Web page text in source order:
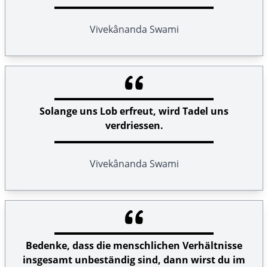
Vivekânanda Swami
Solange uns Lob erfreut, wird Tadel uns
verdriessen.
Vivekânanda Swami
Bedenke, dass die menschlichen Verhältnisse
insgesamt unbeständig sind, dann wirst du im